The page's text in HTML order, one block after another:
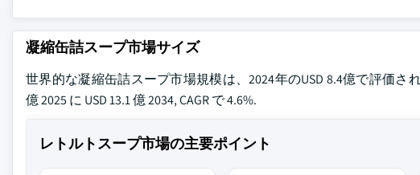
凝縮缶詰スープ市場サイズ
世界的な凝縮缶詰スープ市場規模は、2024年のUSD 8.4億で評価
億 2025 に USD 13.1 億 2034, CAGR で 4.6%.
レトルトスープ市場の主要ポイント